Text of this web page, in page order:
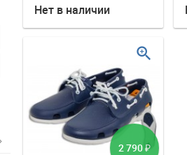
Нет в наличии
2 790 ₽
zoom_in